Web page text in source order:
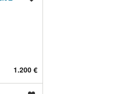
1.200 €